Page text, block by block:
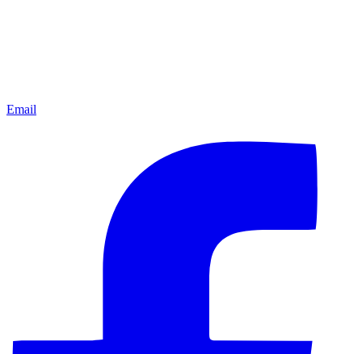
Email